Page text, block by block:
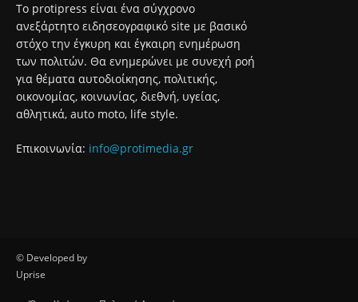
Το protipress είναι ένα σύγχρονο
ανεξάρτητο ειδησεογραφικό site με βασικό
στόχο την έγκυρη και έγκαιρη ενημέρωση
των πολιτών. Θα ενημερώνει με συνεχή ροή
για θέματα αυτοδιοίκησης, πολιτικής,
οικονομίας, κοινωνίας, διεθνή, υγείας,
αθλητικά, auto moto, life style.
Επικοινωνία: info@protimedia.gr
© Developed by
Uprise